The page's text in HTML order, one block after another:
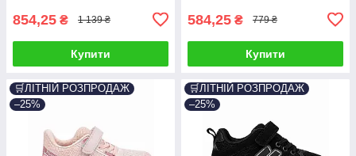
854,25 ₴ 1 139 ₴
Купити
584,25 ₴ 779 ₴
Купити
🛒ЛІТНІЙ РОЗПРОДАЖ
–25%
🛒ЛІТНІЙ РОЗПРОДАЖ
–25%